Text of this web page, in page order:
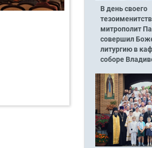
В день своего
митрополит
совершил
литургию в
соборе